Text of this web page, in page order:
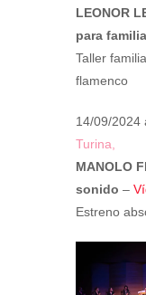
LEONOR
para
Taller
flamenco
14/09/
Turina,
MANOLO
sonido –
Estreno